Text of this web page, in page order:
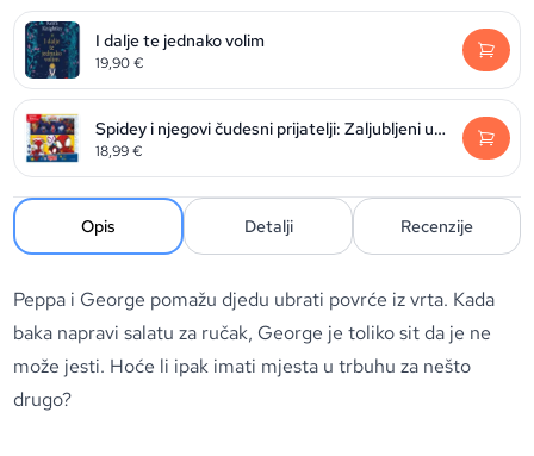
I dalje te jednako volim
19,90€
Spidey i njegovi čudesni prijatelji: Zaljubljeni u priče
18,99€
Opis Detalji Recenzije
Peppa i George pomažu djedu ubrati povrće iz vrta. Kada
baka napravi salatu za ručak, George je toliko sit da je ne
može jesti. Hoće li ipak imati mjesta u trbuhu za nešto
drugo?